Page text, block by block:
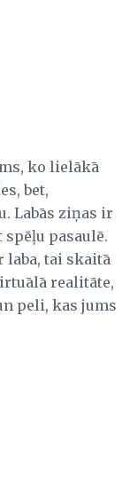
ko lielākā
bet,
Labās ziņas ir
spēļu pasaulē.
laba, tai skaitā
realitāte,
peli, kas jums